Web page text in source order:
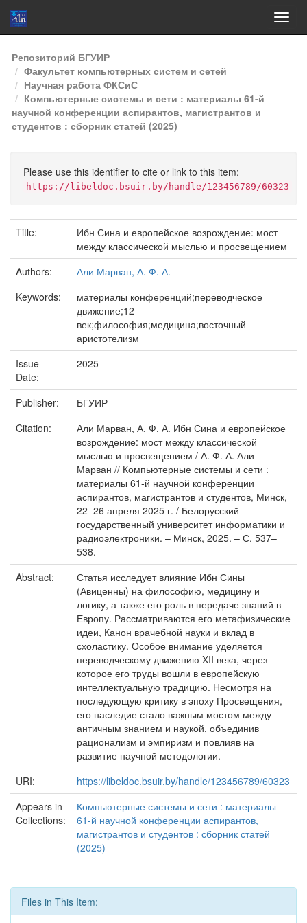
Skip
navigation
Репозиторий БГУИР
Факультет компьютерных систем и сетей
Научная работа ФКСиС
Компьютерные системы и сети : материалы 61-й
научной конференции аспирантов, магистрантов и
студентов : сборник статей (2025)
Please use this identifier to cite or link to this item:
https://libeldoc.bsuir.by/handle/123456789/60323
Title:
Ибн Сина и европейское возрождение: мост
между классической мыслью и просвещением
Authors:
Али Марван, А. Ф. А.
Keywords:
материалы конференций;переводческое
движение;12
век;философия;медицина;восточный
аристотелизм
Issue
Date:
2025
Publisher:
БГУИР
Citation:
Али Марван, А. Ф. А. Ибн Сина и европейское
возрождение: мост между классической
мыслью и просвещением / А. Ф. А. Али
Марван // Компьютерные системы и сети :
материалы 61-й научной конференции
аспирантов, магистрантов и студентов, Минск,
22–26 апреля 2025 г. / Белорусский
государственный университет информатики и
радиоэлектроники. – Минск, 2025. – С. 537–
538.
Abstract:
Статья исследует влияние Ибн Сины
(Авиценны) на философию, медицину и
логику, а также его роль в передаче знаний в
Европу. Рассматриваются его метафизические
идеи, Канон врачебной науки и вклад в
схоластику. Особое внимание уделяется
переводческому движению XII века, через
которое его труды вошли в европейскую
интеллектуальную традицию. Несмотря на
последующую критику в эпоху Просвещения,
его наследие стало важным мостом между
античным знанием и наукой, объединив
рационализм и эмпиризм и повлияв на
развитие научной методологии.
URI:
https://libeldoc.bsuir.by/handle/123456789/60323
Appears in
Collections:
Компьютерные системы и сети : материалы
61-й научной конференции аспирантов,
магистрантов и студентов : сборник статей
(2025)
Files in This Item: